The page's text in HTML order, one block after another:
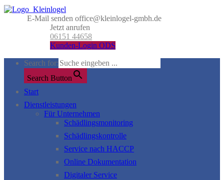
E-Mail senden office@kleinlogel-gmbh.de
Jetzt anrufen
06151 44658
Kunden-Login ODS
Search for:
Search Button
Start
Dienstleistungen
Für Unternehmen
Schädlingsmonitoring
Schädlingskontrolle
Service nach HACCP
Online Dokumentation
Digitaler Service